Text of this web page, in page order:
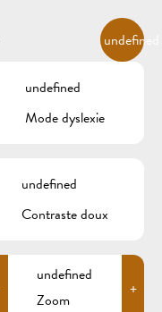
MENU
undefined
undefined
Mode dyslexie
undefined
Contraste doux
undefined
Zoom
+